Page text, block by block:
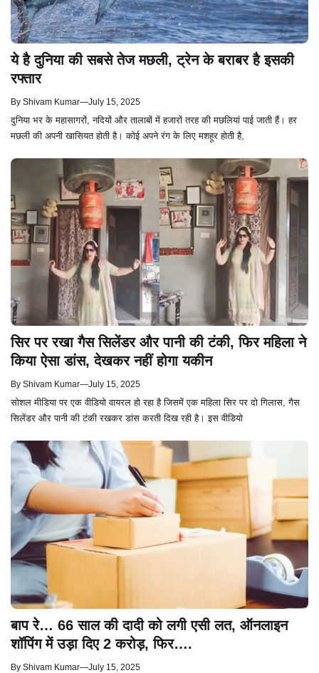
ये है दुनिया की सबसे तेज मछली, ट्रेन के बराबर है इसकी
रफ्तार
By Shivam Kumar—July 15, 2025
दुनिया भर के महासागरों, नदियों और तालाबों में हजारों तरह की मछलियां पाई जाती हैं। हर
मछली की अपनी खासियत होती है। कोई अपने रंग के लिए मशहूर होती है,
सिर पर रखा गैस सिलेंडर और पानी की टंकी, फिर महिला ने
किया ऐसा डांस, देखकर नहीं होगा यकीन
By Shivam Kumar—July 15, 2025
सोशल मीडिया पर एक वीडियो वायरल हो रहा है जिसमें एक महिला सिर पर दो गिलास, गैस
सिलेंडर और पानी की टंकी रखकर डांस करती दिख रही है। इस वीडियो
बाप रे… 66 साल की दादी को लगी एसी लत, ऑनलाइन
शॉपिंग में उड़ा दिए 2 करोड़, फिर….
By Shivam Kumar—July 15, 2025